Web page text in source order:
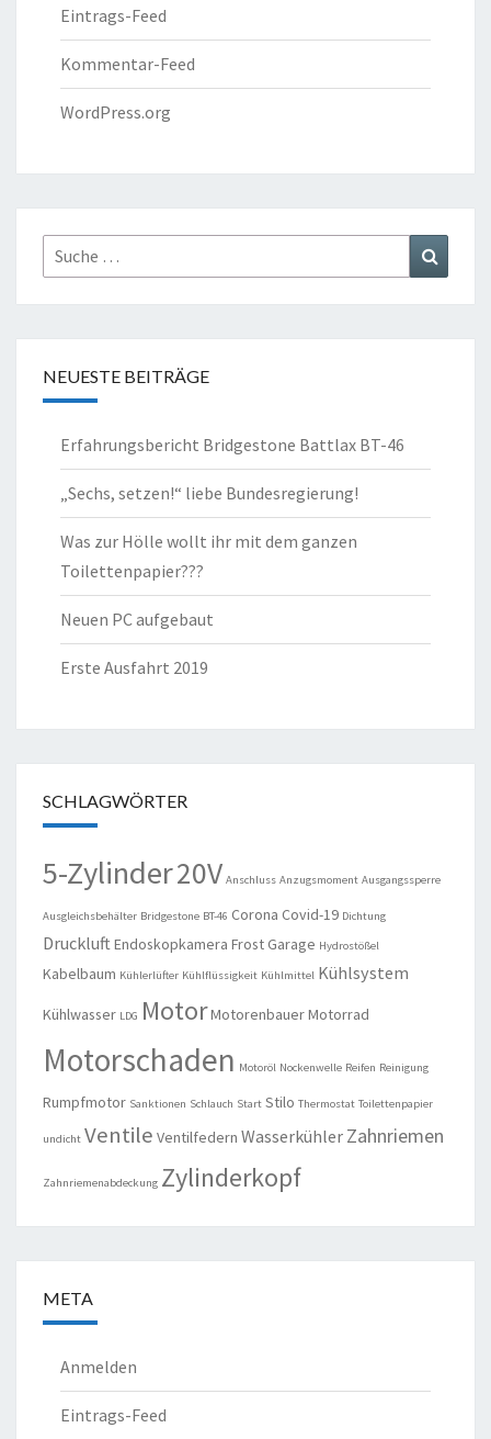
Eintrags-Feed
Kommentar-Feed
WordPress.org
Suche
nach:
NEUESTE BEITRÄGE
Erfahrungsbericht Bridgestone Battlax BT-46
„Sechs, setzen!“ liebe Bundesregierung!
Was zur Hölle wollt ihr mit dem ganzen
Toilettenpapier???
Neuen PC aufgebaut
Erste Ausfahrt 2019
SCHLAGWÖRTER
5-Zylinder20V Anschluss Anzugsmoment Ausgangssperre
Ausgleichsbehälter Bridgestone BT-46 Corona Covid-19 Dichtung
DruckluftEndoskopkamera Frost Garage Hydrostößel
Kabelbaum Kühlerlüfter Kühlflüssigkeit Kühlmittel Kühlsystem
Kühlwasser LDG MotorMotorenbauerMotorrad
Motorschaden Motoröl Nockenwelle Reifen Reinigung
Rumpfmotor Sanktionen Schlauch Start Stilo Thermostat Toilettenpapier
undicht Ventile Ventilfedern Wasserkühler Zahnriemen
Zahnriemenabdeckung Zylinderkopf
META
Anmelden
Eintrags-Feed